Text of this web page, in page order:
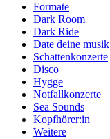
Formate
Dark Room
Dark Ride
Date deine musik
Schattenkonzerte
Disco
Hygge
Notfallkonzerte
Sea Sounds
Kopfhörer:in
Weitere